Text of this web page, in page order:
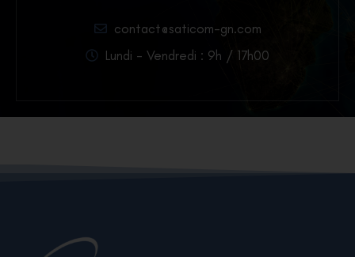
contact@saticom-gn.com
Lundi - Vendredi : 9h / 17h00